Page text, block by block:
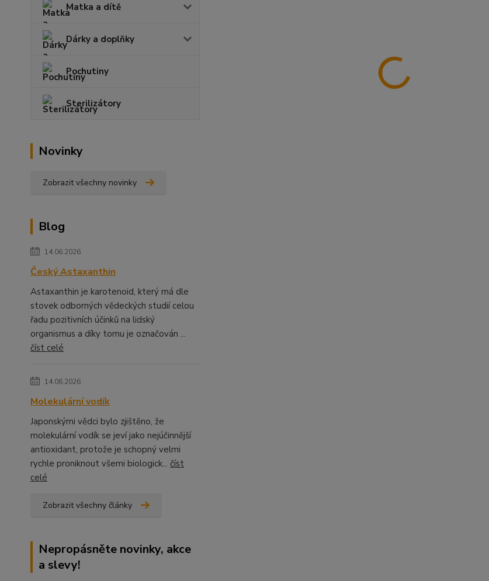
Matka a dítě
Dárky a doplňky
Pochutiny
Sterilizátory
Novinky
Zobrazit všechny novinky
Blog
14.06.2026
Český Astaxanthin
Astaxanthin je karotenoid, který má dle
stovek odborných vědeckých studií celou
řadu pozitivních účinků na lidský
organismus a díky tomu je označován ...
číst celé
14.06.2026
Molekulární vodík
Japonskými vědci bylo zjištěno, že
molekulární vodík se jeví jako nejúčinnější
antioxidant, protože je schopný velmi
rychle proniknout všemi biologick... číst
celé
Zobrazit všechny články
Nepropásněte novinky, akce
a slevy!